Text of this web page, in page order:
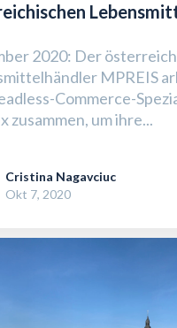
2020: Der
MPREIS
Commerce-
zusammen, um ihre...
Cristina Nagavciuc
Okt 7, 2020